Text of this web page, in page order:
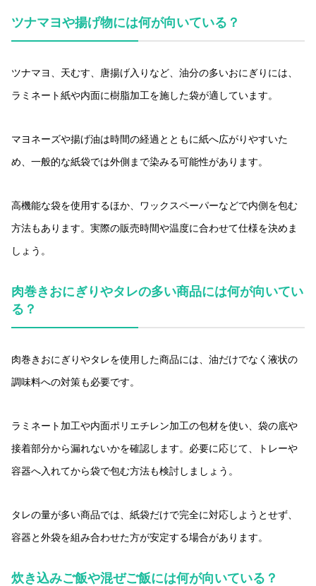
ツナマヨや揚げ物には何が向いている？
ツナマヨ、天むす、唐揚げ入りなど、油分の多いおにぎりには、
ラミネート紙や内面に樹脂加工を施した袋が適しています。
マヨネーズや揚げ油は時間の経過とともに紙へ広がりやすいた
め、一般的な紙袋では外側まで染みる可能性があります。
高機能な袋を使用するほか、ワックスペーパーなどで内側を包む
方法もあります。実際の販売時間や温度に合わせて仕様を決めま
しょう。
肉巻きおにぎりやタレの多い商品には何が向いてい
る？
肉巻きおにぎりやタレを使用した商品には、油だけでなく液状の
調味料への対策も必要です。
ラミネート加工や内面ポリエチレン加工の包材を使い、袋の底や
接着部分から漏れないかを確認します。必要に応じて、トレーや
容器へ入れてから袋で包む方法も検討しましょう。
タレの量が多い商品では、紙袋だけで完全に対応しようとせず、
容器と外袋を組み合わせた方が安定する場合があります。
炊き込みご飯や混ぜご飯には何が向いている？